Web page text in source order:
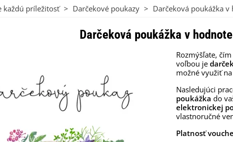
každú príležitosť > Darčekové poukazy > Darčeková poukážka
Darčeková poukážka v
Rozmýšľate,
voľbou je
možné využiť
Nasledujúci
poukážka do
elektronickej
vlastnoručné
Platnosť